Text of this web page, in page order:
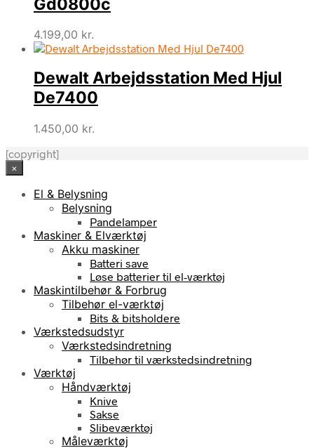
Gd0800c
4.199,00 kr.
Dewalt Arbejdsstation Med Hjul
De7400
1.450,00 kr.
[copyright]
×
El & Belysning
Belysning
Pandelamper
Maskiner & Elværktøj
Akku maskiner
Batteri save
Løse batterier til el-værktøj
Maskintilbehør & Forbrug
Tilbehør el-værktøj
Bits & bitsholdere
Værkstedsudstyr
Værkstedsindretning
Tilbehør til værkstedsindretning
Værktøj
Håndværktøj
Knive
Sakse
Slibeværktøj
Måleværktøj